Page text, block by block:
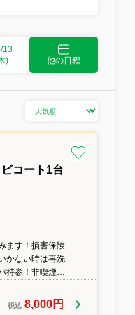
13
)
他の日程
コート1台
ます！損害保険
かない時は再洗
持参！非喫煙者
税込 8,000円